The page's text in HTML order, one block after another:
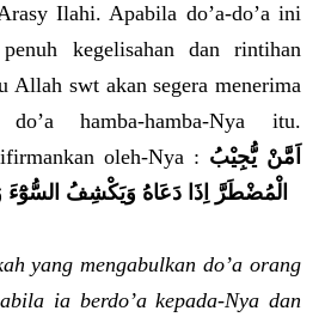
Ilahi. Apabila do’a-do’a ini
kegelisahan dan rintihan
Allah swt akan segera menerima
hamba-hamba-Nya itu.
oleh-Nya : اَمَّنْ يُّجِيْبُ
الْمُضْطَرَّ اِذَا دَعَاهُ وَيَكْشِفُ السُّوْءَ
yang mengabulkan do’a orang
ia berdo’a kepada-Nya dan